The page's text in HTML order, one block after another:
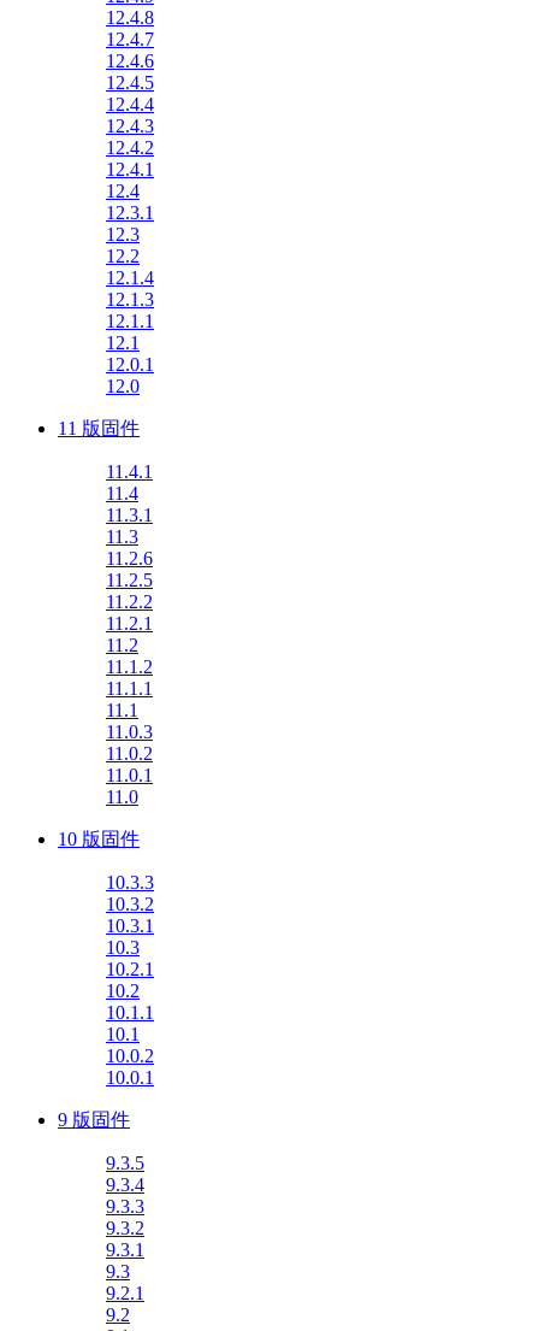
12.4.8
12.4.7
12.4.6
12.4.5
12.4.4
12.4.3
12.4.2
12.4.1
12.4
12.3.1
12.3
12.2
12.1.4
12.1.3
12.1.1
12.1
12.0.1
12.0
11 版固件
11.4.1
11.4
11.3.1
11.3
11.2.6
11.2.5
11.2.2
11.2.1
11.2
11.1.2
11.1.1
11.1
11.0.3
11.0.2
11.0.1
11.0
10 版固件
10.3.3
10.3.2
10.3.1
10.3
10.2.1
10.2
10.1.1
10.1
10.0.2
10.0.1
9 版固件
9.3.5
9.3.4
9.3.3
9.3.2
9.3.1
9.3
9.2.1
9.2